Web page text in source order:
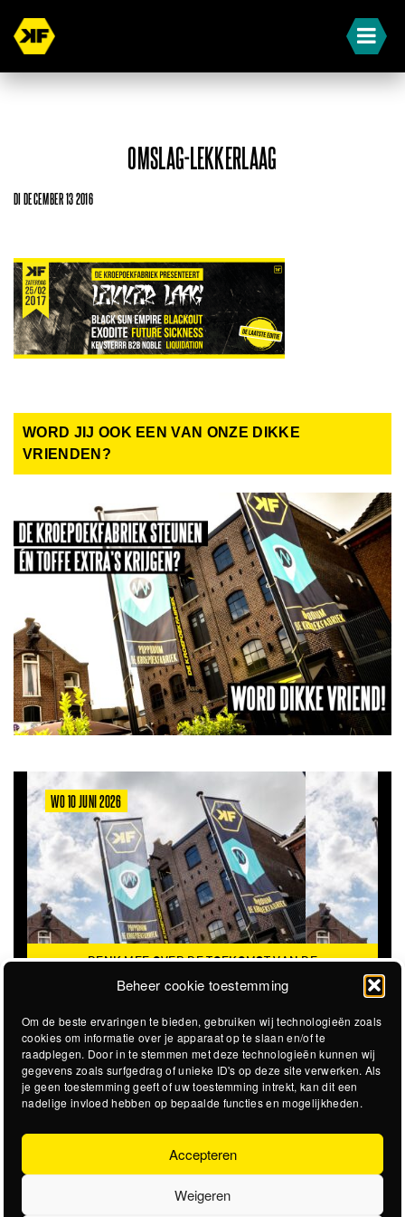
Beheer cookie toestemming
Om de beste ervaringen te bieden, gebruiken wij technologieën zoals
cookies om informatie over je apparaat op te slaan en/of te
raadplegen. Door in te stemmen met deze technologieën kunnen wij
gegevens zoals surfgedrag of unieke ID's op deze site verwerken. Als
je geen toestemming geeft of uw toestemming intrekt, kan dit een
nadelige invloed hebben op bepaalde functies en mogelijkheden.
Accepteren
Weigeren
OMSLAG-LEKKERLAAG
DI DECEMBER 13 2016
WORD JIJ OOK EEN VAN ONZE DIKKE
VRIENDEN?
WO 10 JUNI 2026
DENK MEE OVER DE TOEKOMST VAN DE
KROEPOEKFABRIEK